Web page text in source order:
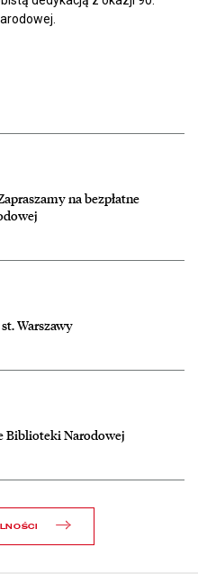
na bezpłatne
Zapraszamy na
Warszawy
Nagrodę m. st. Warszawy
Biblioteki Narodowej
otoczenie Biblioteki